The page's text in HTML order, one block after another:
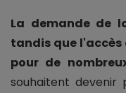
La demande de
tandis que
pour de
souhaitent devenir